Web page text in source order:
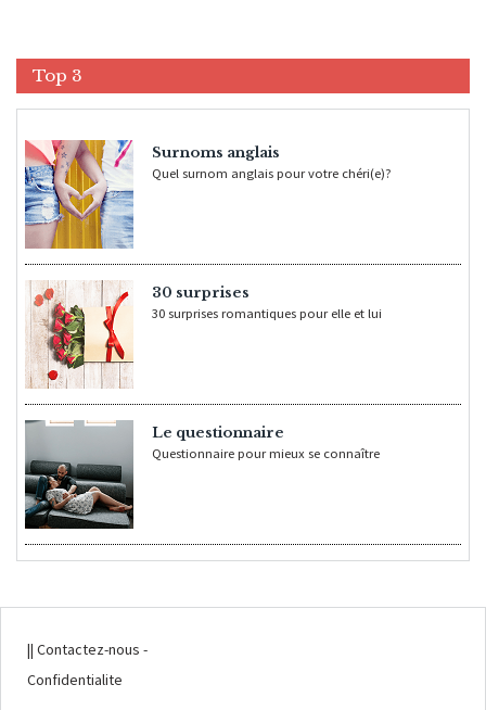
Top 3
Surnoms anglais
Quel surnom anglais pour votre chéri(e)?
30 surprises
30 surprises romantiques pour elle et lui
Le questionnaire
Questionnaire pour mieux se connaître
|| Contactez-nous -
Confidentialite